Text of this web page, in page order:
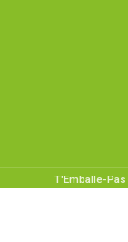
T'Emballe-Pas